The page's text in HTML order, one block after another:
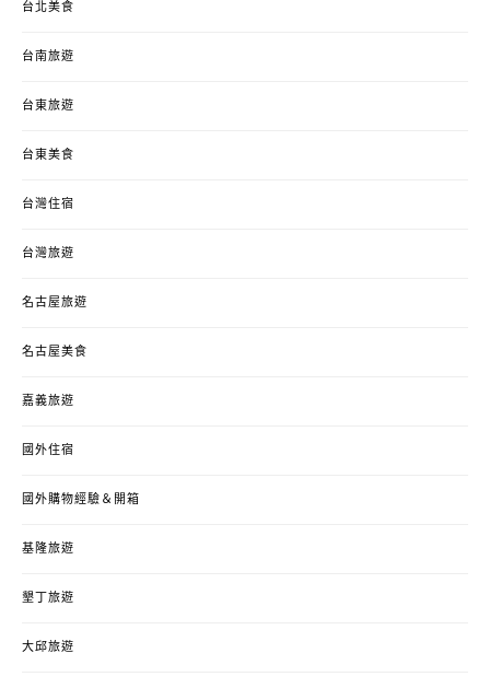
台北美食
台南旅遊
台東旅遊
台東美食
台灣住宿
台灣旅遊
名古屋旅遊
名古屋美食
嘉義旅遊
國外住宿
國外購物經驗＆開箱
基隆旅遊
墾丁旅遊
大邱旅遊